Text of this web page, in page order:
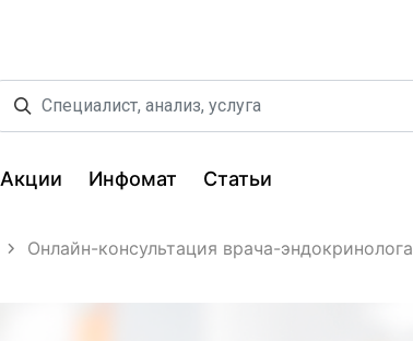
Акции Инфомат Статьи
Онлайн-консультация врача-эндокринолога